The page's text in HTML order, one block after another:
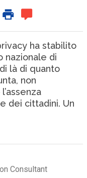
ha stabilito
nazionale di
là di quanto
non
dei cittadini. Un
Consultant